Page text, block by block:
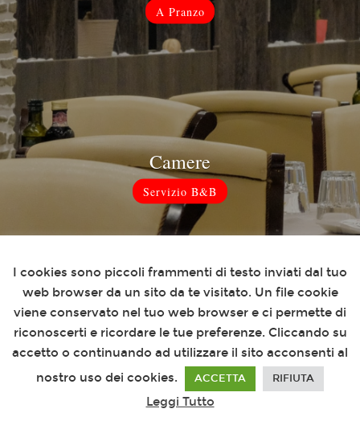
A Pranzo
Camere
Servizio B&B
Novità
Promo
I cookies sono piccoli frammenti di testo inviati dal tuo
web browser da un sito da te visitato. Un file cookie
viene conservato nel tuo web browser e ci permette di
riconoscerti e ricordare le tue preferenze. Cliccando su
accetto o continuando ad utilizzare il sito acconsenti al
nostro uso dei cookies.
ACCETTA RIFIUTA
Leggi Tutto